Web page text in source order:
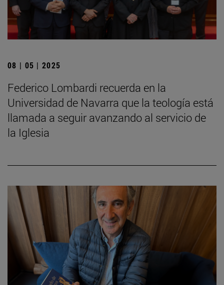
08 | 05 | 2025
Federico Lombardi recuerda en la
Universidad de Navarra que la teología está
llamada a seguir avanzando al servicio de
la Iglesia